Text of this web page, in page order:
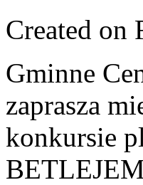
Created on
Gminne
zaprasza
konkursie